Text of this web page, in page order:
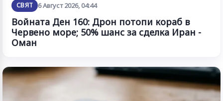
СВЯТ 6 Август 2026, 04:44
Войната Ден 160: Дрон потопи кораб в
Червено море; 50% шанс за сделка Иран -
Оман